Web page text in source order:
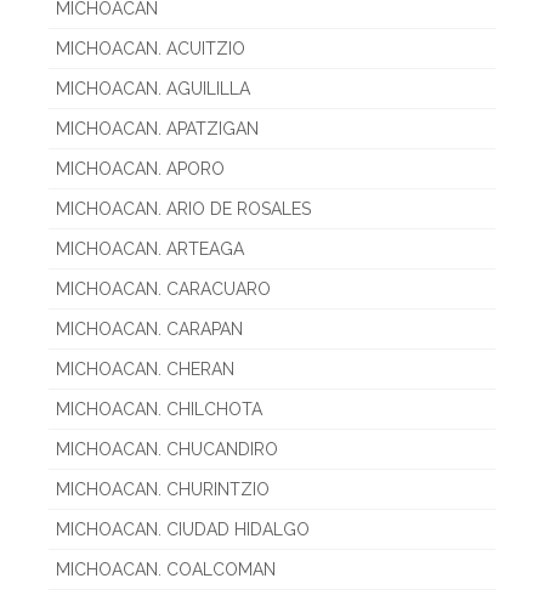
MICHOACAN
MICHOACAN. ACUITZIO
MICHOACAN. AGUILILLA
MICHOACAN. APATZIGAN
MICHOACAN. APORO
MICHOACAN. ARIO DE ROSALES
MICHOACAN. ARTEAGA
MICHOACAN. CARACUARO
MICHOACAN. CARAPAN
MICHOACAN. CHERAN
MICHOACAN. CHILCHOTA
MICHOACAN. CHUCANDIRO
MICHOACAN. CHURINTZIO
MICHOACAN. CIUDAD HIDALGO
MICHOACAN. COALCOMAN